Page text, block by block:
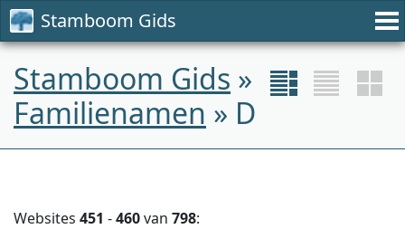
Stamboom Gids
Stamboom Gids »
Familienamen » D
Websites 451 -460van 798: